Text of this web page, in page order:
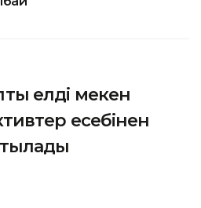
елді мекен
есебінен